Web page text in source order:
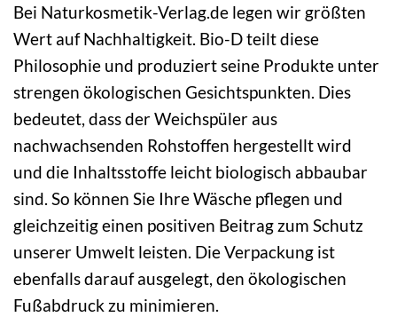
Bei Naturkosmetik-Verlag.de legen wir größten
Wert auf Nachhaltigkeit. Bio-D teilt diese
Philosophie und produziert seine Produkte unter
strengen ökologischen Gesichtspunkten. Dies
bedeutet, dass der Weichspüler aus
nachwachsenden Rohstoffen hergestellt wird
und die Inhaltsstoffe leicht biologisch abbaubar
sind. So können Sie Ihre Wäsche pflegen und
gleichzeitig einen positiven Beitrag zum Schutz
unserer Umwelt leisten. Die Verpackung ist
ebenfalls darauf ausgelegt, den ökologischen
Fußabdruck zu minimieren.